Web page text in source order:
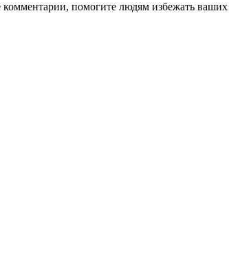
помогите людям избежать ваших